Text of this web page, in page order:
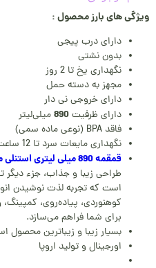
ویژگی های بارز محصول :
دارای درب پیجی
بدون نشتی
نگهداری یخ تا 2 روز
مجهز به دسته حمل
دارای خروجی نی دار
دارای ظرفیت890میلی‌لیتر
فاقد BPA (نوعی ماده سمی)
نگهداری مایعات سرد تا 12 ساعت
قمقمه 890 میلی لیتری استنلی مدل Flip Straw Tumbler
طراحی زیبا و جذاب، جزء دیگر
است که تجربه لذت نوشیدن
کوهنوردی، پیاده‌روی،
برای شما فراهم می‌سازد.
بسیار زیبا و زیباترین محصول
اورجینال و تولید اروپا